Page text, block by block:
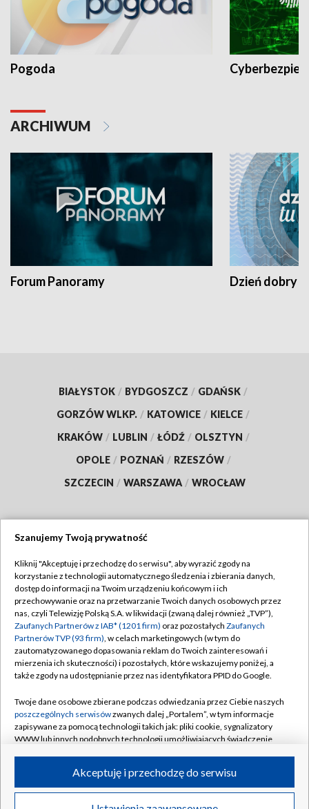
Pogoda
ARCHIWUM
Forum Panoramy Dzień dobry
BIAŁYSTOK / BYDGOSZCZ / GDAŃSK /
GORZÓW WLKP. / KATOWICE / KIELCE /
KRAKÓW / LUBLIN / ŁÓDŹ / OLSZTYN /
OPOLE / POZNAŃ / RZESZÓW /
SZCZECIN / WARSZAWA / WROCŁAW
TVP
Abonament TVP
Emisja w TVP
Centrum informacji TVP
Naziemna Telewizja Cyfrowa
Rada Programowa
System NOS
Informacje o nadawcy
Program dla prasy
Regulamin TVP
Polityka prywatności
Moje zgody
Pomoc
Kontakt
Kanały
©2026 Telewizja Polska S.A. w likwidacji
Szanujemy Twoją prywatność
Kliknij "Akceptuję i przechodzę do serwisu", aby wyrazić zgody na
korzystanie z technologii automatycznego śledzenia i zbierania danych,
dostęp do informacji na Twoim urządzeniu końcowym i ich
przechowywanie oraz na przetwarzanie Twoich danych osobowych przez
nas, czyli Telewizję Polską S.A. w likwidacji (zwaną dalej również „TVP”),
Zaufanych Partnerów z IAB* (1201 firm) oraz pozostałych Zaufanych
Partnerów TVP (93 firm), w celach marketingowych (w tym do
zautomatyzowanego dopasowania reklam do Twoich zainteresowań i
mierzenia ich skuteczności) i pozostałych, które wskazujemy poniżej, a
także zgody na udostępnianie przez nas identyfikatora PPID do Google.
Twoje dane osobowe zbierane podczas odwiedzania przez Ciebie naszych
poszczególnych serwisówzwanych dalej „Portalem”, w tym informacje
zapisywane za pomocą technologii takich jak: pliki cookie, sygnalizatory
WWW lub innych podobnych technologii umożliwiających świadczenie
ruchu w Internecie.
Twoje dane osobowe zbierane podczas odwiedzania przez Ciebie
Akceptuję i przechodzę do serwisu